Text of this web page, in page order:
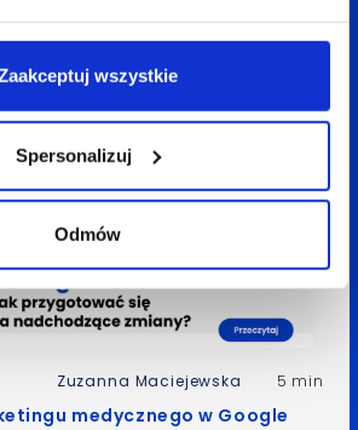
wszystkie
Spersonalizuj
Odmów
Zuzanna Maciejewska 5 min
medycznego w Google